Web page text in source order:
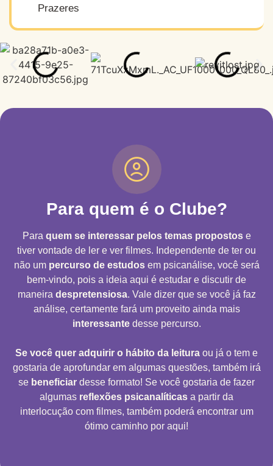
Prazeres
Para quem é o Clube?
Para quem se interessar pelos temas propostose
tiver vontade de ler e ver filmes. Independente de ter ou
não umpercurso de estudos em psicanálise, você será
bem-vindo, pois a ideia aqui é estudar e discutir de
maneira despretensiosa. Vale dizer que se você já faz
análise, certamente fará um proveito ainda mais
interessantedesse percurso.
Se você quer adquirir o hábito da leitura ou já o tem e
gostaria de aprofundar em algumas questões, também irá
se beneficiar desse formato! Se você gostaria de fazer
algumas reflexões psicanalíticas a partir da
interlocução com filmes, também poderá encontrar um
ótimo caminho por aqui!